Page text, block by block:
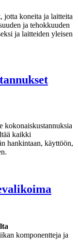
jotta koneita ja laitteita
ja tehokkuuden
ja laitteiden yleisen
kokonaiskustannuksia
kaikki
hankintaan, käyttöön,
komponentteja ja